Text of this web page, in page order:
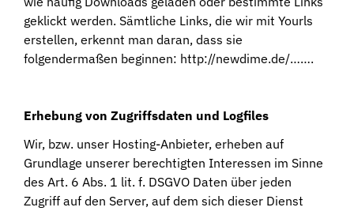
geklickt werden. Sämtliche Links, die wir mit Yourls
erstellen, erkennt man daran, dass sie
folgendermaßen beginnen: http://newdime.de/…….
Erhebung von Zugriffsdaten und Logfiles
Wir, bzw. unser Hosting-Anbieter, erheben auf
Grundlage unserer berechtigten Interessen im Sinne
des Art. 6 Abs. 1 lit. f. DSGVO Daten über jeden
Zugriff auf den Server, auf dem sich dieser Dienst